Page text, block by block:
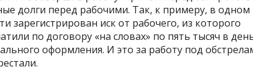
долги перед рабочими. Так, к примеру, в одном
зарегистрирован иск от рабочего, из которого
по договору «на словах» по пять тысяч в
оформления. И это за работу под